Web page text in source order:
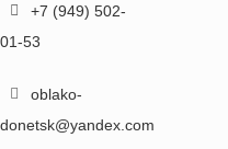
+7 (949) 502-
01-53
oblako-
donetsk@yandex.com